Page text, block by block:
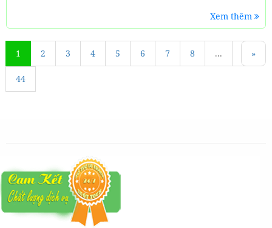
Xem thêm
«1 2 3 4 5 6 7 8 ...
44
»